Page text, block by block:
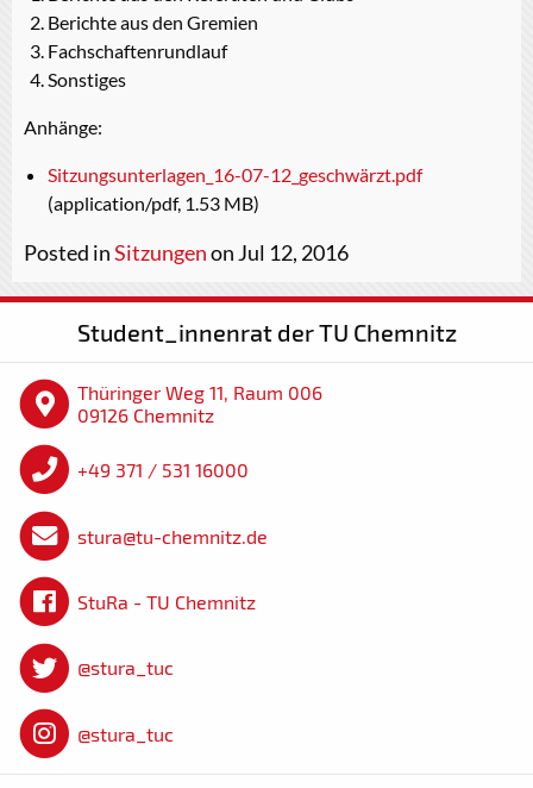
Berichte aus den Gremien
Fachschaftenrundlauf
Sonstiges
Anhänge:
Sitzungsunterlagen_16-07-12_geschwärzt.pdf
(application/pdf, 1.53 MB)
Posted inSitzungenon Jul 12, 2016
Student_innenrat der TU Chemnitz
Thüringer Weg 11, Raum 006
09126 Chemnitz
+49 371 / 531 16000
stura@tu-chemnitz.de
StuRa - TU Chemnitz
@stura_tuc
@stura_tuc